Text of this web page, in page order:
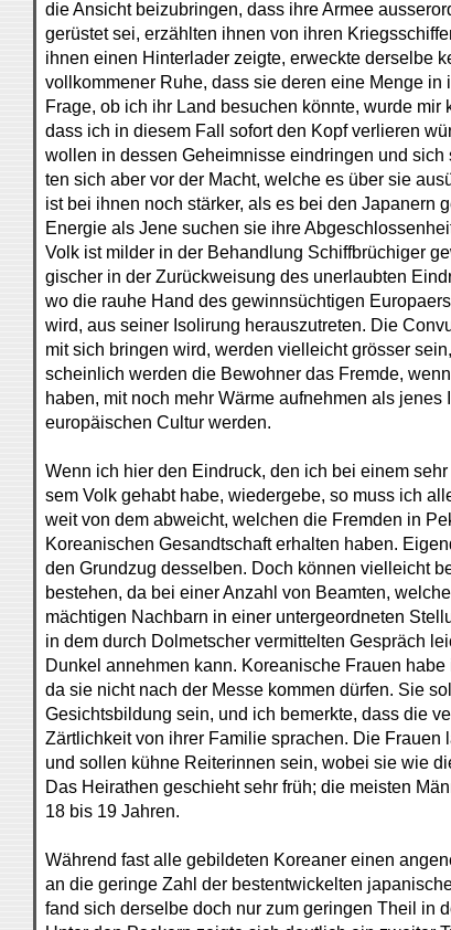
die Ansicht beizubringen, dass ihre Armee
gerüstet sei, erzählten ihnen von ihren
ihnen einen Hinterlader zeigte, erweckte derselbe
vollkommener Ruhe, dass sie deren eine Menge in
Frage, ob ich ihr Land besuchen könnte, wurde mir
dass ich in diesem Fall sofort den Kopf verlieren
wollen in dessen Geheimnisse eindringen und
ten sich aber vor der Macht, welche es über sie
ist bei ihnen noch stärker, als es bei den Japanern
Energie als Jene suchen sie ihre
Volk ist milder in der Behandlung Schiffbrüchiger
gischer in der Zurückweisung des unerlaubten
wo die rauhe Hand des gewinnsüchtigen
wird, aus seiner Isolirung herauszutreten. Die
mit sich bringen wird, werden vielleicht grösser
scheinlich werden die Bewohner das Fremde,
haben, mit noch mehr Wärme aufnehmen als
europäischen Cultur werden.
Wenn ich hier den Eindruck, den ich bei einem
sem Volk gehabt habe, wiedergebe, so muss ich
weit von dem abweicht, welchen die Fremden in
Koreanischen Gesandtschaft erhalten haben.
den Grundzug desselben. Doch können vielleicht
bestehen, da bei einer Anzahl von Beamten,
mächtigen Nachbarn in einer untergeordneten
in dem durch Dolmetscher vermittelten Gespräch
Dunkel annehmen kann. Koreanische Frauen
da sie nicht nach der Messe kommen dürfen. Sie
Gesichtsbildung sein, und ich bemerkte, dass die
Zärtlichkeit von ihrer Familie sprachen. Die Frauen
und sollen kühne Reiterinnen sein, wobei sie wie
Das Heirathen geschieht sehr früh; die meisten
18 bis 19 Jahren.
Während fast alle gebildeten Koreaner einen
an die geringe Zahl der bestentwickelten
fand sich derselbe doch nur zum geringen Theil in